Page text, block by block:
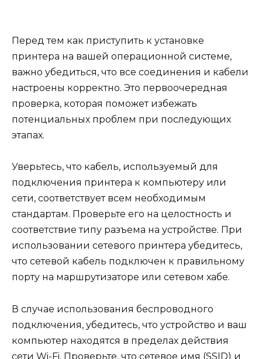
Перед тем как приступить к установке
принтера на вашей операционной системе,
важно убедиться, что все соединения и кабели
настроены корректно. Это первоочередная
проверка, которая поможет избежать
потенциальных проблем при последующих
этапах.
Уверьтесь, что кабель, используемый для
подключения принтера к компьютеру или
сети, соответствует всем необходимым
стандартам. Проверьте его на целостность и
соответствие типу разъема на устройстве. При
использовании сетевого принтера убедитесь,
что сетевой кабель подключен к правильному
порту на маршрутизаторе или сетевом хабе.
В случае использования беспроводного
подключения, убедитесь, что устройство и ваш
компьютер находятся в пределах действия
сети Wi-Fi. Проверьте, что сетевое имя (SSID) и